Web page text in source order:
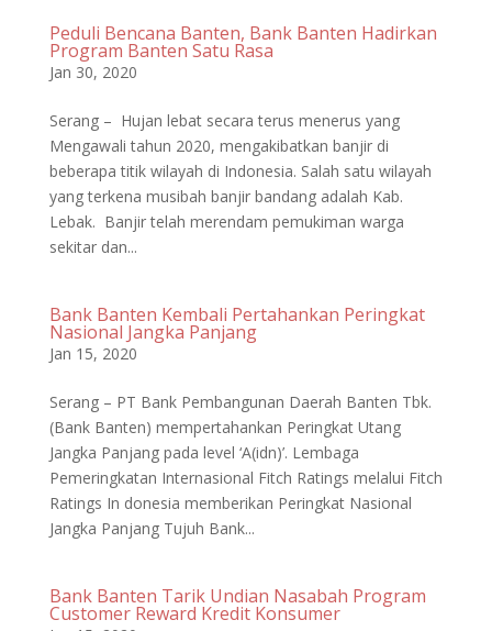
Peduli Bencana Banten, Bank Banten Hadirkan
Program Banten Satu Rasa
Jan 30, 2020
Serang – Hujan lebat secara terus menerus yang
Mengawali tahun 2020, mengakibatkan banjir di
beberapa titik wilayah di Indonesia. Salah satu wilayah
yang terkena musibah banjir bandang adalah Kab.
Lebak. Banjir telah merendam pemukiman warga
sekitar dan...
Bank Banten Kembali Pertahankan Peringkat
Nasional Jangka Panjang
Jan 15, 2020
Serang – PT Bank Pembangunan Daerah Banten Tbk.
(Bank Banten) mempertahankan Peringkat Utang
Jangka Panjang pada level ‘A(idn)’. Lembaga
Pemeringkatan Internasional Fitch Ratings melalui Fitch
Ratings In donesia memberikan Peringkat Nasional
Jangka Panjang Tujuh Bank...
Bank Banten Tarik Undian Nasabah Program
Customer Reward Kredit Konsumer